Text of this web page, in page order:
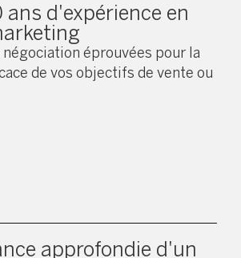
ans d'expérience en
négociation éprouvées pour la
de vos objectifs de vente ou
approfondie d'un